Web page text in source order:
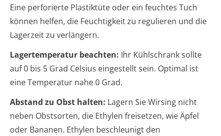
Eine perforierte Plastiktüte oder ein feuchtes Tuch
können helfen, die Feuchtigkeit zu regulieren und die
Lagerzeit zu verlängern.
Lagertemperatur beachten: Ihr Kühlschrank sollte
auf 0 bis 5 Grad Celsius eingestellt sein. Optimal ist
eine Temperatur nahe 0 Grad.
Abstand zu Obst halten: Lagern Sie Wirsing nicht
neben Obstsorten, die Ethylen freisetzen, wie Äpfel
oder Bananen. Ethylen beschleunigt den